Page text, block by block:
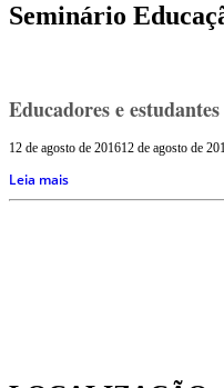
Seminário
Educadores e
12 de agosto de 201612 de agosto de
Leia mais